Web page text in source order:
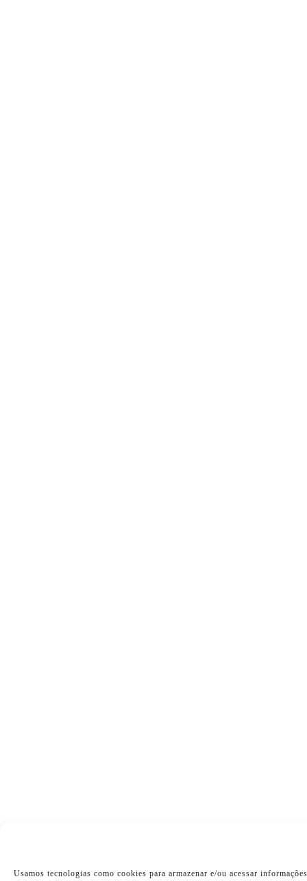
Usamos tecnologias como cookies para armazenar e/ou acessar